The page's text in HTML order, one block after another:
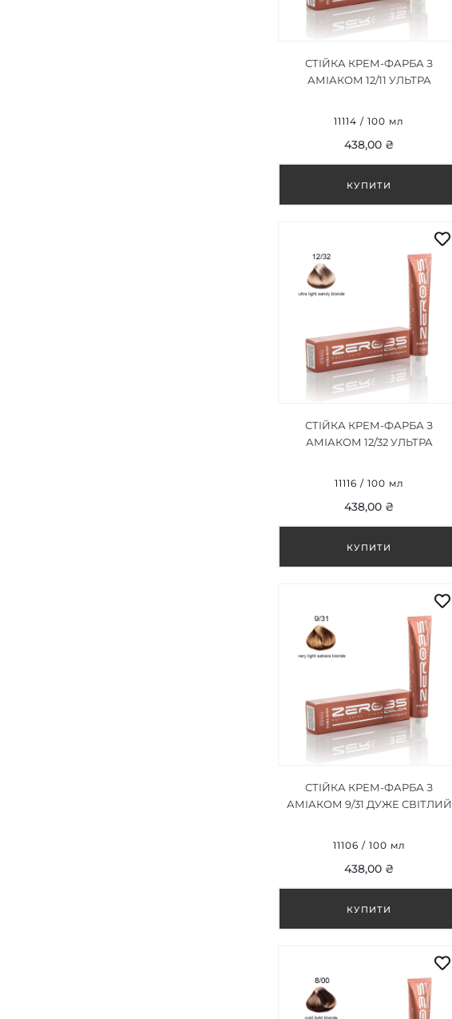
СТІЙКА КРЕМ-ФАРБА З
АМІАКОМ 12/11 УЛЬТРА
SILVER BLONDE 100ML
11114 / 100 мл
438,00 ₴
СТІЙКА КРЕМ-ФАРБА З
АМІАКОМ 12/32 УЛЬТРА
BLONDE 100ML
11116 / 100 мл
438,00 ₴
СТІЙКА КРЕМ-ФАРБА З
АМІАКОМ 9/31 ДУЖЕ СВІТЛИЙ
11106 / 100 мл
438,00 ₴